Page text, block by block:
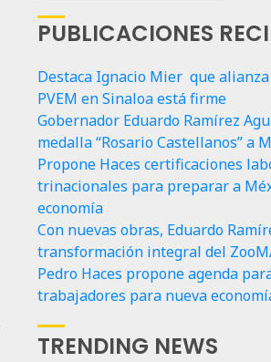
PUBLICACIONES
Destaca Ignacio Mier que
PVEM en Sinaloa está firme
Gobernador Eduardo Ramírez
medalla “Rosario Castellanos” a
Propone Haces certificaciones
trinacionales para preparar a
economía
Con nuevas obras, Eduardo
transformación integral del
Pedro Haces propone agenda
trabajadores para nueva
TRENDING NEWS